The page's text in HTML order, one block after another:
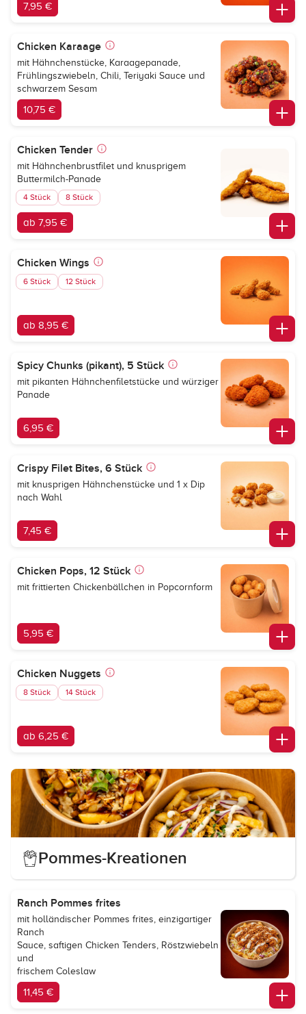
7,95 €
Chicken Karaage
mit Hähnchenstücke, Karaagepanade,
Frühlingszwiebeln, Chili, Teriyaki Sauce und
schwarzem Sesam
10,75 €
Chicken Tender
mit Hähnchenbrustfilet und knusprigem
Buttermilch-Panade
4 Stück 8 Stück
ab 7,95 €
Chicken Wings
6 Stück 12 Stück
ab 8,95 €
Spicy Chunks (pikant), 5 Stück
mit pikanten Hähnchenfiletstücke und würziger
Panade
6,95 €
Crispy Filet Bites, 6 Stück
mit knusprigen Hähnchenstücke und 1 x Dip
nach Wahl
7,45 €
Chicken Pops, 12 Stück
mit frittierten Chickenbällchen in Popcornform
5,95 €
Chicken Nuggets
8 Stück 14 Stück
ab 6,25 €
Pommes-Kreationen
Ranch Pommes frites
mit holländischer Pommes frites, einzigartiger
Ranch
Sauce, saftigen Chicken Tenders, Röstzwiebeln
und
frischem Coleslaw
11,45 €